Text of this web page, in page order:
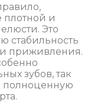
плотной и
Это
стабильность
приживления.
зубов, так
полноценную